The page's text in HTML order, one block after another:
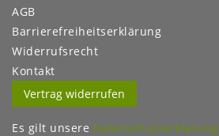
AGB
Barrierefreiheitserklärung
Widerrufs­recht
Kontakt
Vertrag widerrufen
Es gilt unsere Datenschutzerklärung